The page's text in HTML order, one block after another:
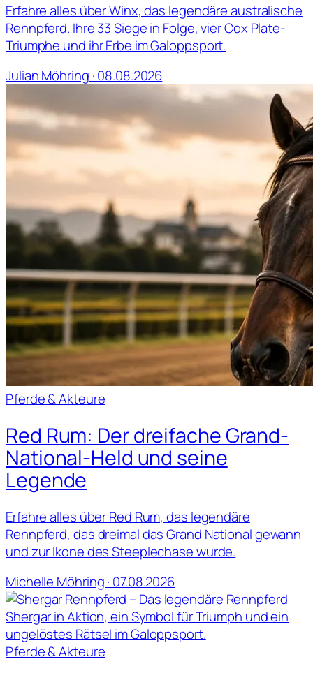
Erfahre alles über Winx, das legendäre australische
Rennpferd. Ihre 33 Siege in Folge, vier Cox Plate-
Triumphe und ihr Erbe im Galoppsport.
Julian Möhring · 08.08.2026
Pferde & Akteure
Red Rum: Der dreifache Grand-
National-Held und seine
Legende
Erfahre alles über Red Rum, das legendäre
Rennpferd, das dreimal das Grand National gewann
und zur Ikone des Steeplechase wurde.
Michelle Möhring · 07.08.2026
Pferde & Akteure